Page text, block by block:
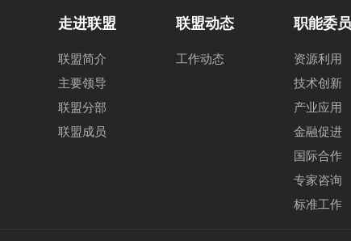
走进联盟
联盟简介
主要领导
联盟分部
联盟成员
联盟动态
工作动态
职能委
资源利用
技术创新
产业应用
金融促进
国际合作
专家咨询
标准工作